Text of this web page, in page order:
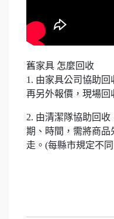
舊家具 怎麼回收
1. 由家具公司協助
再另外報價，現場回
2. 由清潔隊協助回收
期、時間，需將商品
走。(每縣市規定不